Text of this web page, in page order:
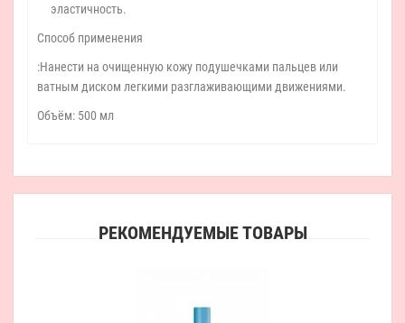
эластичность.
Способ применения
:Нанести на очищенную кожу подушечками пальцев или
ватным диском легкими разглаживающими движениями.
Объём: 500 мл
РЕКОМЕНДУЕМЫЕ ТОВАРЫ